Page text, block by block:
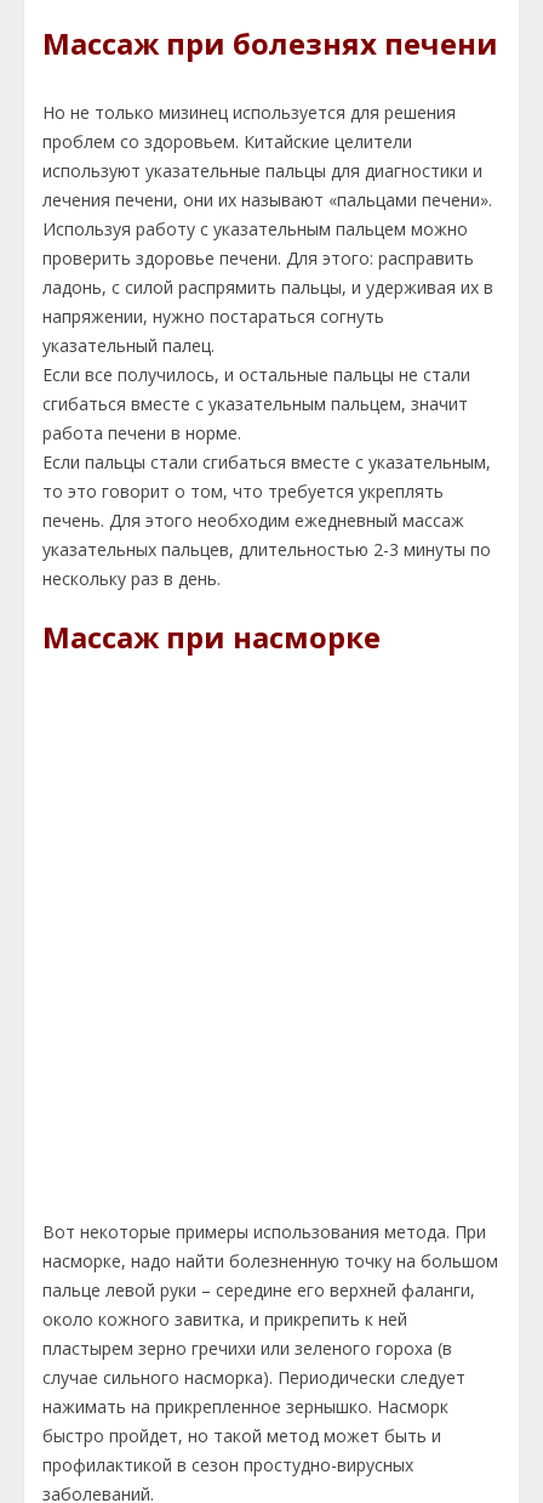
Массаж при болезнях печени
Но не только мизинец используется для решения
проблем со здоровьем. Китайские целители
используют указательные пальцы для диагностики и
лечения печени, они их называют «пальцами печени».
Используя работу с указательным пальцем можно
проверить здоровье печени. Для этого: расправить
ладонь, с силой распрямить пальцы, и удерживая их в
напряжении, нужно постараться согнуть
указательный палец.
Если все получилось, и остальные пальцы не стали
сгибаться вместе с указательным пальцем, значит
работа печени в норме.
Если пальцы стали сгибаться вместе с указательным,
то это говорит о том, что требуется укреплять
печень. Для этого необходим ежедневный массаж
указательных пальцев, длительностью 2-3 минуты по
нескольку раз в день.
Массаж при насморке
Вот некоторые примеры использования метода. При
насморке, надо найти болезненную точку на большом
пальце левой руки – середине его верхней фаланги,
около кожного завитка, и прикрепить к ней
пластырем зерно гречихи или зеленого гороха (в
случае сильного насморка). Периодически следует
нажимать на прикрепленное зернышко. Насморк
быстро пройдет, но такой метод может быть и
профилактикой в сезон простудно-вирусных
заболеваний.